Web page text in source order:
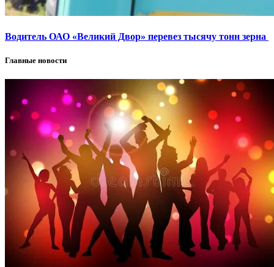
Водитель ОАО «Великий Двор» перевез тысячу тонн зерна
Главные новости